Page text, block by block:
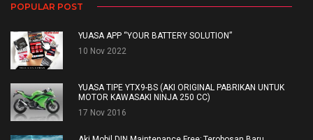
POPULAR POST
YUASA APP “YOUR BATTERY SOLUTION”
10 Nov 2022
YUASA TIPE YTX9-BS (AKI ORIGINAL PABRIKAN UNTUK
MOTOR KAWASAKI NINJA 250 CC)
17 Nov 2016